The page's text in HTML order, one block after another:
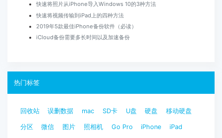
快速将照片从iPhone导入Windows 10的3种方法
快速将视频传输到iPad上的四种方法
2019年5款最佳iPhone备份软件（必读）
iCloud备份需要多长时间以及加速备份
热门标签
回收站 误删数据 mac SD卡 U盘 硬盘 移动硬盘
分区 微信 图片 照相机 Go Pro iPhone iPad